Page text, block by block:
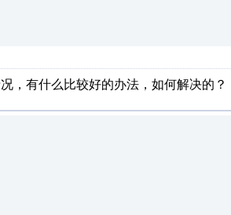
，有什么比较好的办法，如何解决的？